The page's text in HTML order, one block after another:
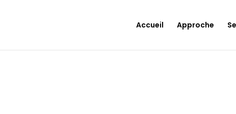
Accueil Approche